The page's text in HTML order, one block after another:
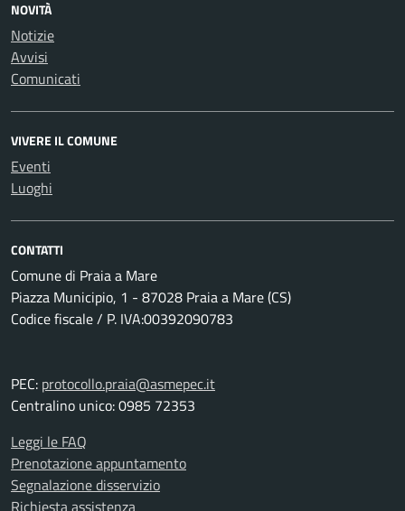
NOVITÀ
Notizie
Avvisi
Comunicati
VIVERE IL COMUNE
Eventi
Luoghi
CONTATTI
Comune di Praia a Mare
Piazza Municipio, 1 - 87028 Praia a Mare (CS)
Codice fiscale / P. IVA:00392090783
PEC: protocollo.praia@asmepec.it
Centralino unico: 0985 72353
Leggi le FAQ
Prenotazione appuntamento
Segnalazione disservizio
Richiesta assistenza